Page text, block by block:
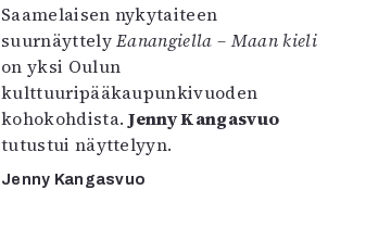
Saamelaisen nykytaiteen
suurnäyttelyEanangiella – Maan kieli
on yksi Oulun
kulttuuripääkaupunkivuoden
kohokohdista.Jenny Kangasvuo
tutustui näyttelyyn.
Jenny Kangasvuo